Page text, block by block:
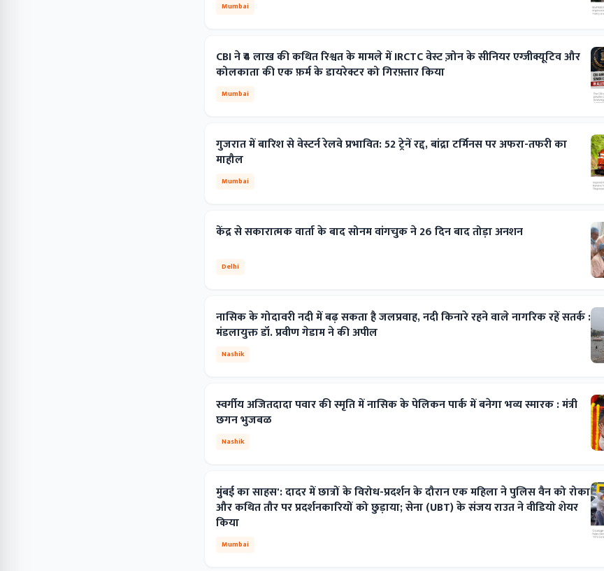
Mumbai
CBI ने ₹4 लाख की कथित रिश्वत के मामले में IRCTC वेस्ट ज़ोन के सीनियर एग्जीक्यूटिव और
कोलकाता की एक फ़र्म के डायरेक्टर को गिरफ़्तार किया
Mumbai
गुजरात में बारिश से वेस्टर्न रेलवे प्रभावित: 52 ट्रेनें रद्द, बांद्रा टर्मिनस पर अफरा-तफरी का
माहौल
Mumbai
केंद्र से सकारात्मक वार्ता के बाद सोनम वांगचुक ने 26 दिन बाद तोड़ा अनशन
Delhi
नासिक के गोदावरी नदी में बढ़ सकता है जलप्रवाह, नदी किनारे रहने वाले नागरिक रहें सतर्क :
मंडलायुक्त डॉ. प्रवीण गेडाम ने की अपील
Nashik
स्वर्गीय अजितदादा पवार की स्मृति में नासिक के पेलिकन पार्क में बनेगा भव्य स्मारक : मंत्री
छगन भुजबळ
Nashik
मुंबई का साहस': दादर में छात्रों के विरोध-प्रदर्शन के दौरान एक महिला ने पुलिस वैन को रोका
और कथित तौर पर प्रदर्शनकारियों को छुड़ाया; सेना (UBT) के संजय राउत ने वीडियो शेयर
किया
Mumbai